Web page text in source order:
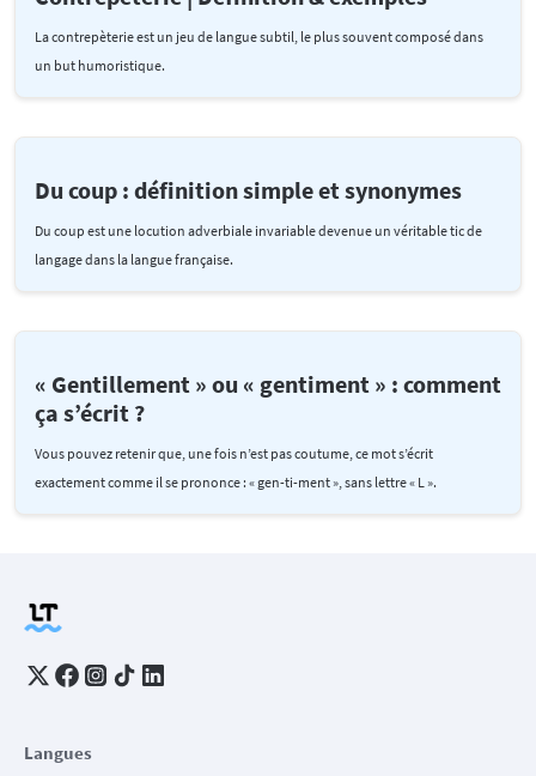
La contrepèterie est un jeu de langue subtil, le plus souvent composé dans
un but humoristique.
Du coup : définition simple et synonymes
Du coup est une locution adverbiale invariable devenue un véritable tic de
langage dans la langue française.
« Gentillement » ou « gentiment » : comment
ça s’écrit ?
Vous pouvez retenir que, une fois n’est pas coutume, ce mot s’écrit
exactement comme il se prononce : « gen-ti-ment », sans lettre « L ».
Langues